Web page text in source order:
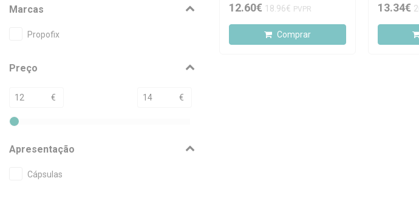
Marcas
Propofix
Preço
€ €
Apresentação
Cápsulas
12.60€ 18.96€ PVPR
Comprar
13.34€